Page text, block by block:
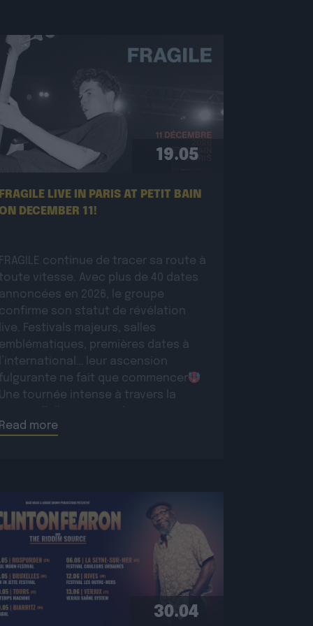
19.05
LIVE IN PARIS AT PETIT BAIN
DECEMBER 11!
continue de tracer sa route à
vitesse. Avec plus de 40 dates
en 2026, le groupe
son statut de révélation
Festivals majeurs, salles
premières dates à
leur ascension
ne fait que commencer
tournée intense à travers la
un […]
more
30.04